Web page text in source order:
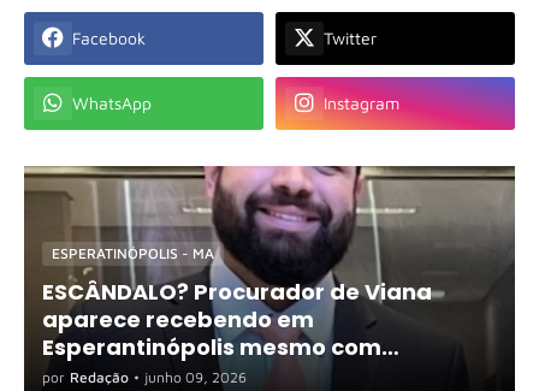
Facebook Twitter
WhatsApp Instagram
ESPERATINÓPOLIS - MA
ESCÂNDALO? Procurador de Viana
aparece recebendo em
Esperantinópolis mesmo com
exigência de dedicação exclusiva
por Redação • junho 09, 2026